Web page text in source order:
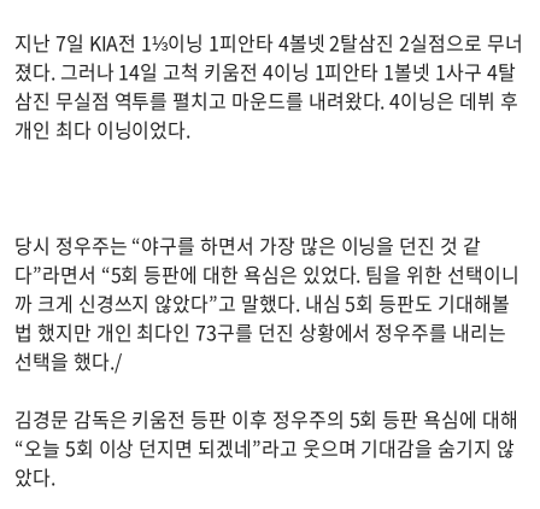
지난 7일 KIA전 1⅓이닝 1피안타 4볼넷 2탈삼진 2실점으로 무너
졌다. 그러나 14일 고척 키움전 4이닝 1피안타 1볼넷 1사구 4탈
삼진 무실점 역투를 펼치고 마운드를 내려왔다. 4이닝은 데뷔 후
개인 최다 이닝이었다.
당시 정우주는 “야구를 하면서 가장 많은 이닝을 던진 것 같
다”라면서 “5회 등판에 대한 욕심은 있었다. 팀을 위한 선택이니
까 크게 신경쓰지 않았다”고 말했다. 내심 5회 등판도 기대해볼
법 했지만 개인 최다인 73구를 던진 상황에서 정우주를 내리는
선택을 했다./
김경문 감독은 키움전 등판 이후 정우주의 5회 등판 욕심에 대해
“오늘 5회 이상 던지면 되겠네”라고 웃으며 기대감을 숨기지 않
았다.